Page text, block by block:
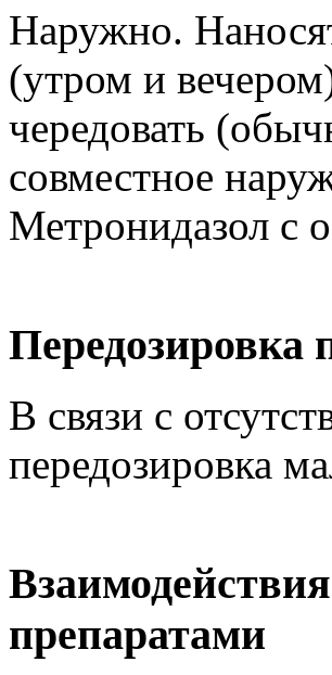
Наружно.
(утром и
чередовать
совместное
Метронидазол с
Передозировка
В связи с
передозировка
препаратами